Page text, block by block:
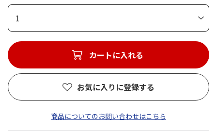
1
カートに入れる
お気に入りに登録する
商品についてのお問い合わせはこちら